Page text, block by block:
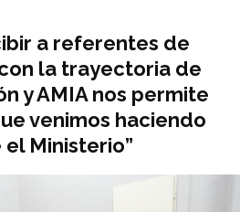
a referentes de
la trayectoria de
y AMIA nos permite
venimos haciendo
Ministerio”